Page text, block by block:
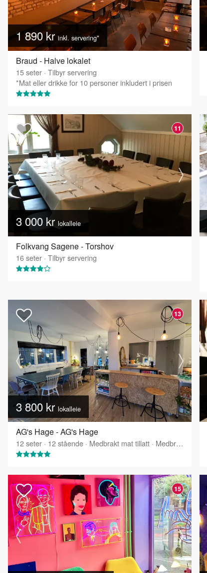
1 890 kr inkl. servering*
Braud - Halve lokalet
15seter · Tilbyr servering
*Mat eller drikke for 10 personer inkludert i prisen
11
3 000 kr lokalleie
Folkvang Sagene - Torshov
16seter · Tilbyr servering
13
3 800 kr lokalleie
AG's Hage - AG's Hage
12seter · 12stående · Medbrakt mat tillatt · Medbrakt drikke tillatt
15